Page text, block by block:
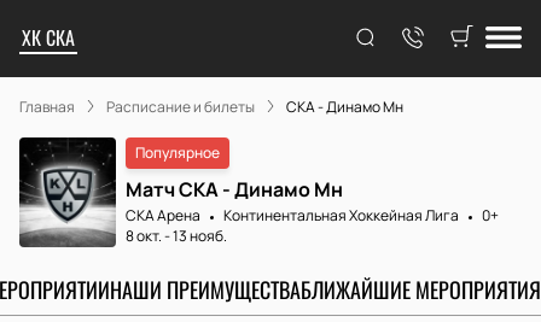
ХК СКА
Главная Расписание и билеты СКА - Динамо Мн
Популярное
Матч СКА - Динамо Мн
СКА Арена Континентальная Хоккейная Лига
0+
8 окт.-13 нояб.
НАШИ ПРЕИМУЩЕСТВАБЛИЖАЙШИЕ МЕРОПРИЯТИЯ